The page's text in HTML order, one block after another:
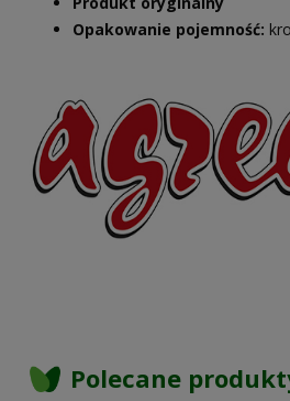
Opakowanie pojemność:
Polecane